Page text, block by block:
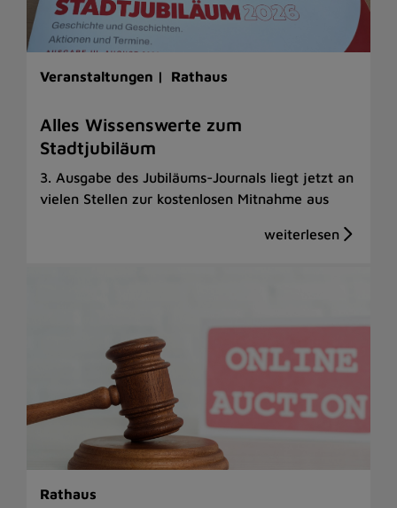
Veranstaltungen | Rathaus
Alles Wissenswerte zum
Stadtjubiläum
3. Ausgabe des Jubiläums-Journals liegt jetzt an
vielen Stellen zur kostenlosen Mitnahme aus
Rathaus